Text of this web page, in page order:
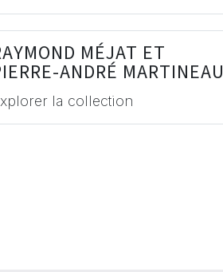
MÉJAT ET
ANDRÉ MARTINEAU
la collection